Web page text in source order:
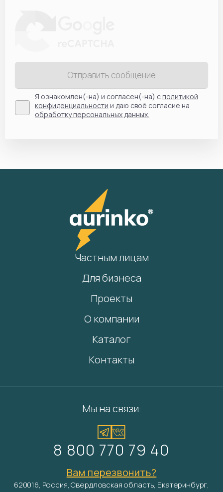
Отправить сообщение
Я ознакомлен(-на) и согласен(-на) сполитикой
конфиденциальности и даю своё согласие на
обработку персональных данных.
Частным лицам
Для бизнеса
Проекты
О компании
Каталог
Контакты
Мы на связи:
8 800 770 79 40
Вам перезвонить?
620016, Россия, Свердловская область, Екатеринбург,